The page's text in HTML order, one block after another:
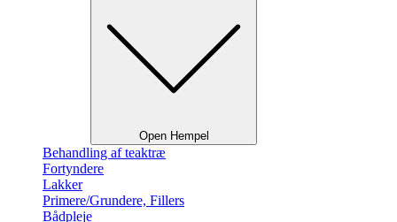
Open Hempel
Behandling af teaktræ
Fortyndere
Lakker
Primere/Grundere, Fillers
Bådpleje